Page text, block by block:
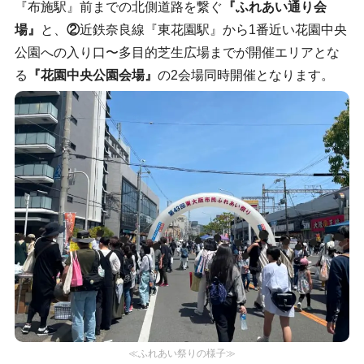
『布施駅』前までの北側道路を繋ぐ 『ふれあい通り会
場』
と、 ②近鉄奈良線『東花園駅』から1番近い花園中央
公園への入り口〜多目的芝生広場までが開催エリアとな
る
『花園中央公園会場』 の2会場同時開催となります。
≪ふれあい祭りの様子≫